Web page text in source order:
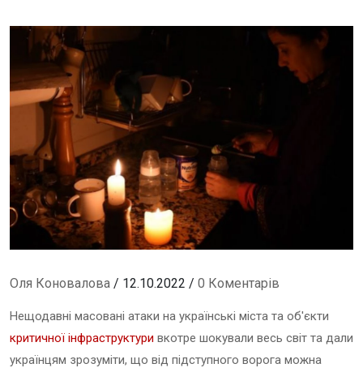
Оля Коновалова / 12.10.2022 / 0 Коментарів
Нещодавні масовані атаки на українські міста та об'єкти
критичної інфраструктури вкотре шокували весь світ та дали
українцям зрозуміти, що від підступного ворога можна